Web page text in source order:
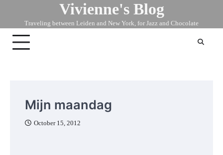
content
Vivienne's Blog
Traveling between Leiden and New York, for Jazz and Chocolate
Mijn maandag
October 15, 2012